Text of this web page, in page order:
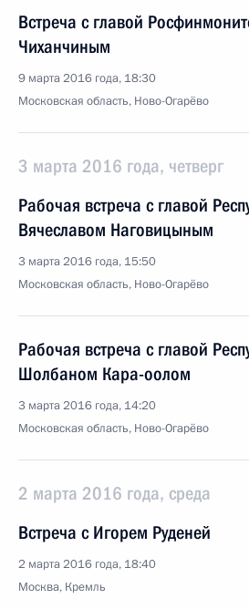
Встреча с главой
Чиханчиным
9 марта 2016 года, 18:30
Московская область, Ново-Огарёво
3 марта 2016 года, четверг
Рабочая встреча с главой
Вячеславом Наговицыным
3 марта 2016 года, 15:50
Московская область, Ново-Огарёво
Рабочая встреча с главой
Шолбаном Кара-оолом
3 марта 2016 года, 14:20
Московская область, Ново-Огарёво
2 марта 2016 года, среда
Встреча с Игорем Руденей
2 марта 2016 года, 18:40
Москва, Кремль